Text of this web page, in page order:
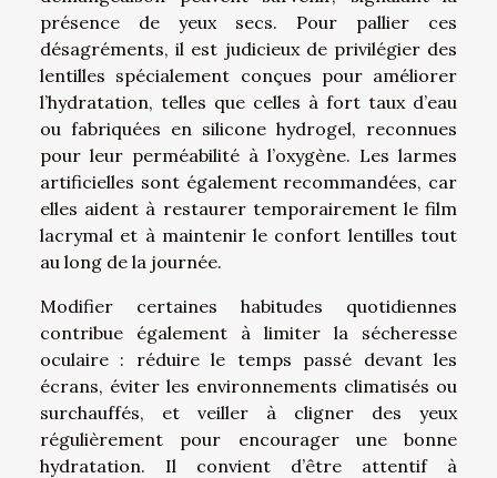
présence de yeux secs. Pour pallier ces
désagréments, il est judicieux de privilégier des
lentilles spécialement conçues pour améliorer
l’hydratation, telles que celles à fort taux d’eau
ou fabriquées en silicone hydrogel, reconnues
pour leur perméabilité à l’oxygène. Les larmes
artificielles sont également recommandées, car
elles aident à restaurer temporairement le film
lacrymal et à maintenir le confort lentilles tout
au long de la journée.
Modifier certaines habitudes quotidiennes
contribue également à limiter la sécheresse
oculaire : réduire le temps passé devant les
écrans, éviter les environnements climatisés ou
surchauffés, et veiller à cligner des yeux
régulièrement pour encourager une bonne
hydratation. Il convient d’être attentif à